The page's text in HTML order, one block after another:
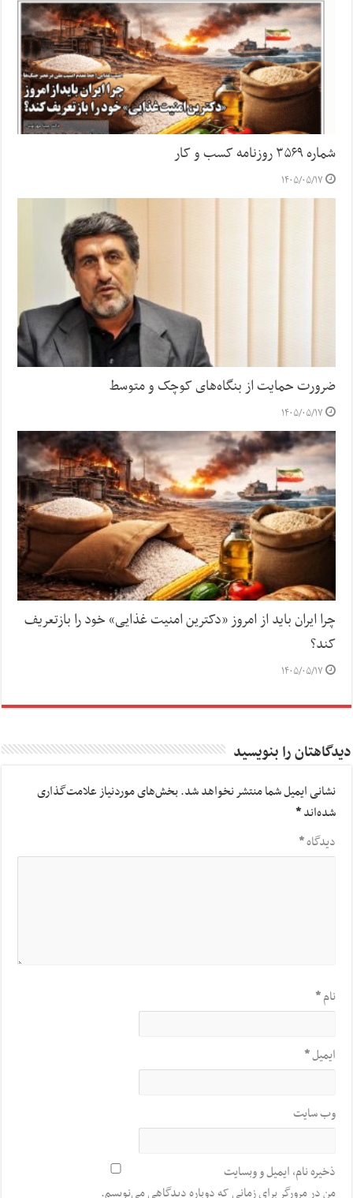
شماره ۳۵۶۹ روزنامه کسب و کار
۱۴۰۵/۰۵/۱۷
ضرورت حمایت از بنگاه‌های کوچک و متوسط
۱۴۰۵/۰۵/۱۷
چرا ایران باید از امروز «دکترین امنیت غذایی» خود را بازتعریف
کند؟
۱۴۰۵/۰۵/۱۷
دیدگاهتان را بنویسید
نشانی ایمیل شما منتشر نخواهد شد.بخش‌های موردنیاز علامت‌گذاری
شده‌اند*
دیدگاه*
نام*
ایمیل*
وب‌ سایت
ذخیره نام، ایمیل و وبسایت
من در مرورگر برای زمانی که دوباره دیدگاهی می‌نویسم.